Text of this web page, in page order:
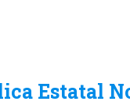
Estatal